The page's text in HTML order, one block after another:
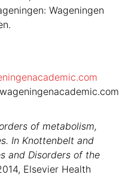
Wageningen
of metabolism,
In Knottenbelt and
and Disorders of the
Elsevier Health